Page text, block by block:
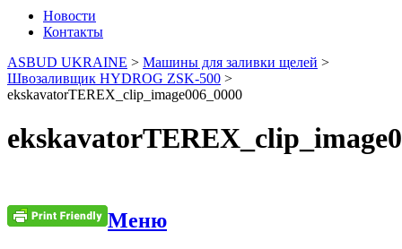
Новости
Контакты
ASBUD UKRAINE > Машины для заливки щелей >
Швозаливщик HYDROG ZSK-500 >
ekskavatorTEREX_clip_image006_0000
Меню